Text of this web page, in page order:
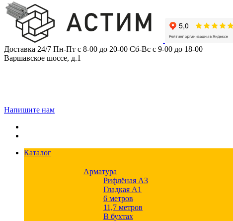
Skip
to
content
Доставка 24/7 Пн-Пт с 8-00 до 20-00 Сб-Вс с 9-00 до 18-00
Варшавское шоссе, д.1
Напишите нам
Каталог
Арматура
Рифлёная А3
Гладкая А1
6 метров
11,7 метров
В бухтах